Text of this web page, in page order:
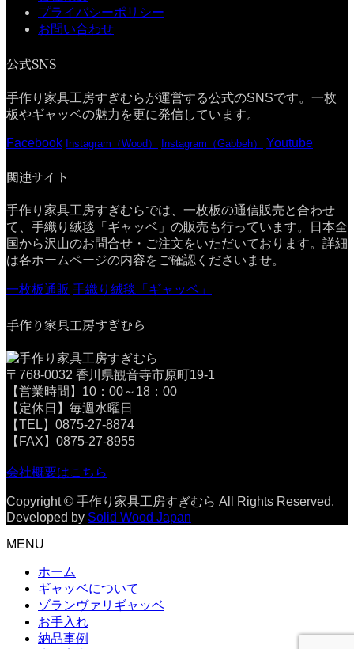
プライバシーポリシー
お問い合わせ
公式SNS
手作り家具工房すぎむらが運営する公式のSNSです。一枚
板やギャッベの魅力を更に発信しています。
Facebook Instagram（Wood） Instagram（Gabbeh） Youtube
関連サイト
手作り家具工房すぎむらでは、一枚板の通信販売と合わせ
て、手織り絨毯「ギャッベ」の販売も行っています。日本全
国から沢山のお問合せ・ご注文をいただいております。詳細
は各ホームページの内容をご確認くださいませ。
一枚板通販 手織り絨毯「ギャッベ」
手作り家具工房すぎむら
〒768-0032 香川県観音寺市原町19-1
【営業時間】10：00～18：00
【定休日】毎週水曜日
【TEL】0875-27-8874
【FAX】0875-27-8955
会社概要はこちら
Copyright © 手作り家具工房すぎむら All Rights Reserved.
Developed by Solid Wood Japan
MENU
ホーム
ギャッベについて
ゾランヴァリギャッベ
お手入れ
納品事例